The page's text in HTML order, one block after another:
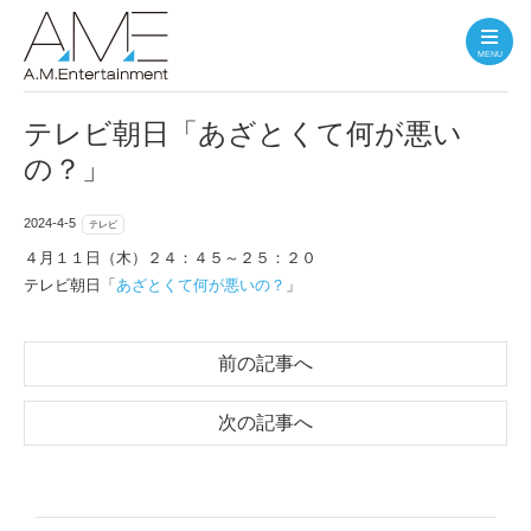
MENU
テレビ朝日「あざとくて何が悪い
の？」
2024-4-5 テレビ
４月１１日（木）２４：４５～２５：２０
テレビ朝日「 あざとくて何が悪いの？ 」
前の記事へ
次の記事へ